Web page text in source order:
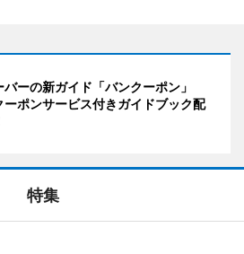
ーの新ガイド「バンクーポン」
ーポンサービス付きガイドブック配
特集